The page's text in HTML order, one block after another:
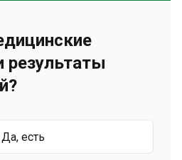
результаты
Да, есть